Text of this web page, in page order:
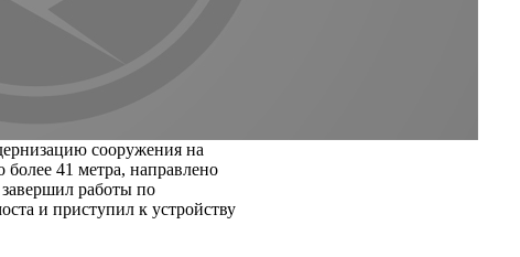
сооружения на
более 41 метра, направлено
работы по
и приступил к устройству